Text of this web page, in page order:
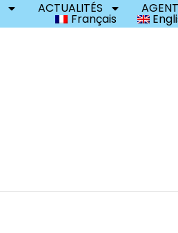
ACTUALITÉS
Français